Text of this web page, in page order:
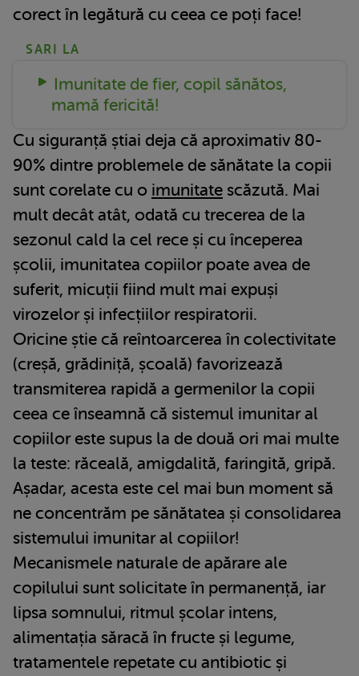
corect în legătură cu ceea ce poți face!
SARI LA
Imunitate de fier, copil sănătos,
mamă fericită!
Cu siguranță știai deja că aproximativ 80-
90% dintre problemele de sănătate la copii
sunt corelate cu o imunitate scăzută. Mai
mult decât atât, odată cu trecerea de la
sezonul cald la cel rece și cu începerea
școlii, imunitatea copiilor poate avea de
suferit, micuții fiind mult mai expuși
virozelor și infecțiilor respiratorii.
Oricine știe că reîntoarcerea în colectivitate
(creșă, grădiniță, școală) favorizează
transmiterea rapidă a germenilor la copii
ceea ce înseamnă că sistemul imunitar al
copiilor este supus la de două ori mai multe
la teste: răceală, amigdalită, faringită, gripă.
Așadar, acesta este cel mai bun moment să
ne concentrăm pe sănătatea și consolidarea
sistemului imunitar al copiilor!
Mecanismele naturale de apărare ale
copilului sunt solicitate în permanență, iar
lipsa somnului, ritmul școlar intens,
alimentația săracă în fructe și legume,
tratamentele repetate cu antibiotic și